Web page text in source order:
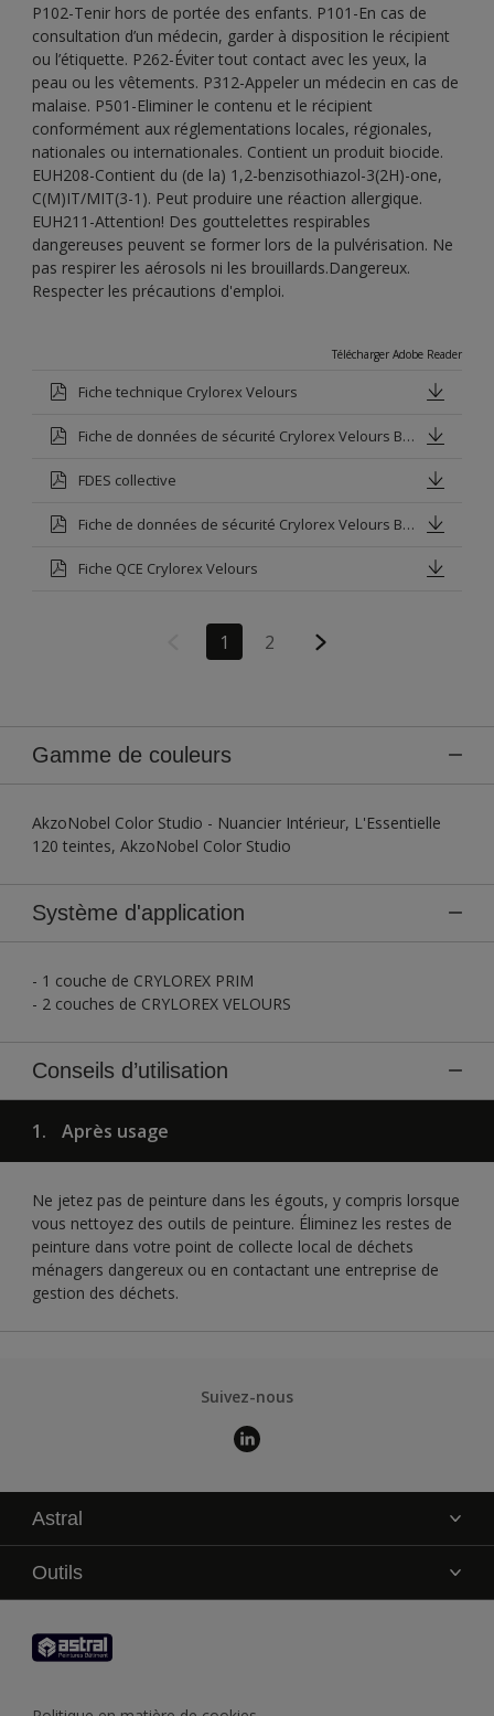
P102-Tenir hors de portée des enfants. P101-En cas de
consultation d’un médecin, garder à disposition le récipient
ou l’étiquette. P262-Éviter tout contact avec les yeux, la
peau ou les vêtements. P312-Appeler un médecin en cas de
malaise. P501-Eliminer le contenu et le récipient
conformément aux réglementations locales, régionales,
nationales ou internationales. Contient un produit biocide.
EUH208-Contient du (de la) 1,2-benzisothiazol-3(2H)-one,
C(M)IT/MIT(3-1). Peut produire une réaction allergique.
EUH211-Attention! Des gouttelettes respirables
dangereuses peuvent se former lors de la pulvérisation. Ne
pas respirer les aérosols ni les brouillards.Dangereux.
Respecter les précautions d'emploi.
Télécharger Adobe Reader
Fiche technique Crylorex Velours
Fiche de données de sécurité Crylorex Velours Blanc
FDES collective
Fiche de données de sécurité Crylorex Velours Base V
Fiche QCE Crylorex Velours
1 2
Gamme de couleurs
AkzoNobel Color Studio - Nuancier Intérieur, L'Essentielle
120 teintes, AkzoNobel Color Studio
Système d'application
- 1 couche de CRYLOREX PRIM
- 2 couches de CRYLOREX VELOURS
Conseils d’utilisation
1. Après usage
Ne jetez pas de peinture dans les égouts, y compris lorsque
vous nettoyez des outils de peinture. Éliminez les restes de
peinture dans votre point de collecte local de déchets
ménagers dangereux ou en contactant une entreprise de
gestion des déchets.
Suivez-nous
Astral
La marque
Service technique
Contact
Trouver un point de vente
Outils